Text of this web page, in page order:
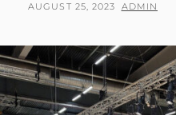
POSTED
AUGUST 25, 2023 BY
ADMIN